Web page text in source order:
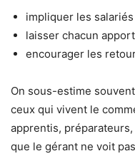
impliquer les
laisser chacun
encourager les
On sous-estime
ceux qui vivent le
apprentis,
que le gérant ne voit